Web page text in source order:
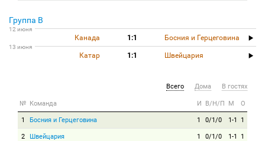
Группа B
12 июня
Канада 1:1 Босния и Герцеговина
13 июня
Катар 1:1 Швейцария
Всего Дома В гостях
№ Команда И В/Н/П М О
1 Босния и Герцеговина 1 0/1/0 1-1 1
2 Швейцария 1 0/1/0 1-1 1